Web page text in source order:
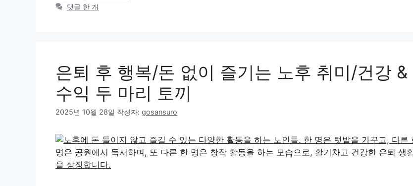
리
댓글 한 개
은퇴 후 행복/돈 없이 즐기는 노후 취미/건강 &
수익 두 마리 토끼
2025년 10월 28일 작성자: gosansuro